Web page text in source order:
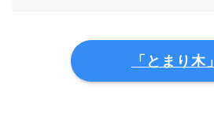
「とまり木」